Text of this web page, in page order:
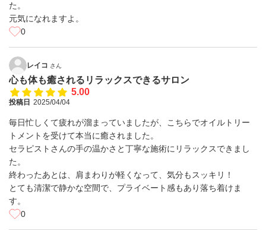
た。
元気になれますよ。
0
レイコ さん
心も体も癒されるリラックスできるサロン
5.00
投稿日 2025/04/04
毎日忙しくて疲れが溜まっていましたが、こちらでオイルトリー
トメントを受けて本当に癒されました。
セラピストさんの手の温かさと丁寧な施術にリラックスできまし
た。
終わったあとは、肩まわりが軽くなって、気分もスッキリ！
とても清潔で静かな空間で、プライベート感もあり落ち着けま
す。
0